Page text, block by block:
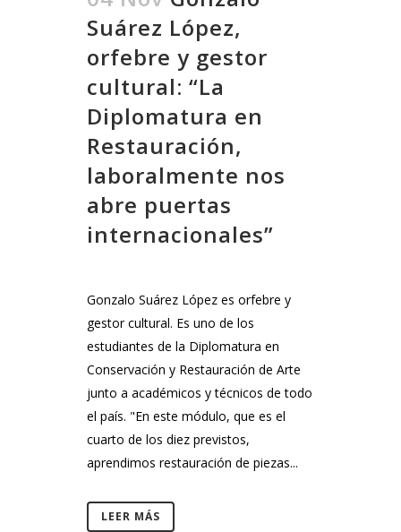
Suárez López,
orfebre y gestor
cultural: “La
Diplomatura en
Restauración,
laboralmente nos
abre puertas
internacionales”
Gonzalo Suárez López es orfebre y
gestor cultural. Es uno de los
estudiantes de la Diplomatura en
Conservación y Restauración de Arte
junto a académicos y técnicos de todo
el país. "En este módulo, que es el
cuarto de los diez previstos,
aprendimos restauración de piezas...
LEER MÁS